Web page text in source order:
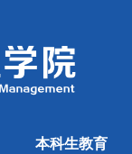
本科生教育